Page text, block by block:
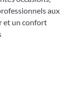
aux
et un confort